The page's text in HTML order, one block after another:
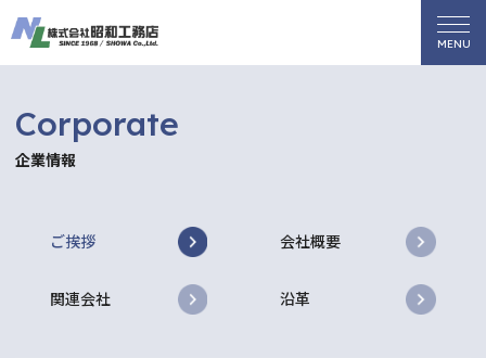
Corporate
企業情報
ご挨拶 会社概要
関連会社 沿革